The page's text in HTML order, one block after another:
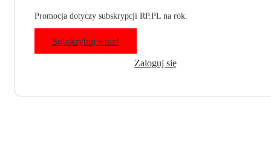
Promocja dotyczy subskrypcji RP.PL na rok.
Subskrybuj teraz!
Zaloguj się